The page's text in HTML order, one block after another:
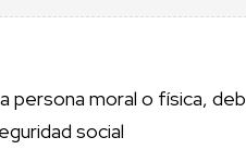
persona moral o física,
social